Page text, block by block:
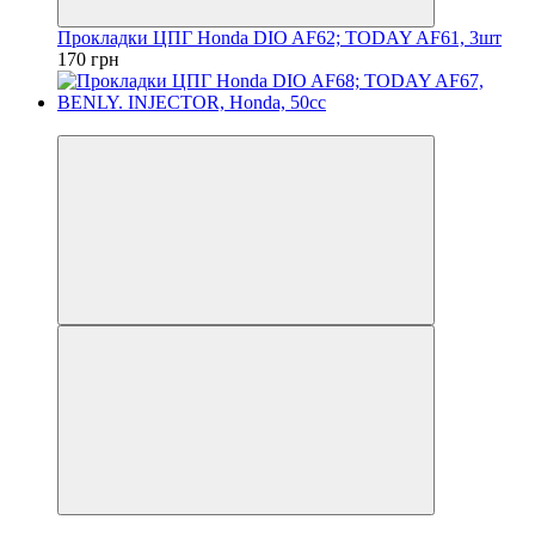
Прокладки ЦПГ Honda DIO AF62; TODAY AF61, 3шт
170 грн